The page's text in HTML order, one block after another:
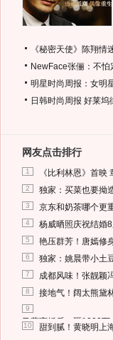
《秘密天使》陈翔情
NewFace张俪：不怕
明星时尚周报：女明
日韩时尚周报 好莱坞
网友点击排行
1 《比利林恩》首
2 独家：买菜也要拗
3 京东和奶茶哪个更
4 杨威晒照庆祝结婚
5 艳压群芳！唐嫣修
6 独家：姚晨带小土
7 成都风味！张靓颖
8 接地气！阔太熊黛
9
马蓉离婚后，砸1000万
10 甜到腻！黄晓明上